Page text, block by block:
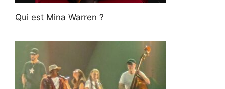
Qui est Mina Warren ?